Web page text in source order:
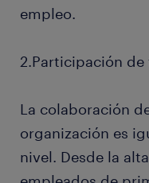
empleo.
2.Participación de
La colaboración
organización es
nivel. Desde la